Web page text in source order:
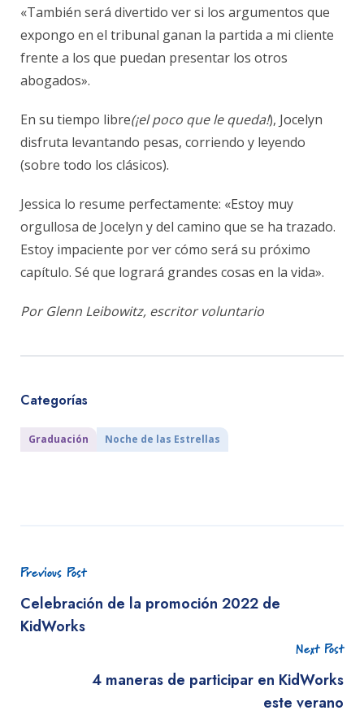
«También será divertido ver si los argumentos que
expongo en el tribunal ganan la partida a mi cliente
frente a los que puedan presentar los otros
abogados».
En su tiempo libre(¡el poco que le queda!), Jocelyn
disfruta levantando pesas, corriendo y leyendo
(sobre todo los clásicos).
Jessica lo resume perfectamente: «Estoy muy
orgullosa de Jocelyn y del camino que se ha trazado.
Estoy impaciente por ver cómo será su próximo
capítulo. Sé que logrará grandes cosas en la vida».
Por Glenn Leibowitz, escritor voluntario
Categorías
Graduación Noche de las Estrellas
Previous Post
Celebración de la promoción 2022 de
KidWorks
Next Post
4 maneras de participar en KidWorks
este verano